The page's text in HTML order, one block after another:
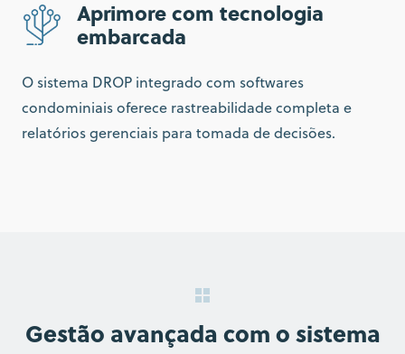
Aprimore com tecnologia
embarcada
O sistema DROP integrado com softwares
condominiais oferece rastreabilidade completa e
relatórios gerenciais para tomada de decisões.
Gestão avançada com o sistema